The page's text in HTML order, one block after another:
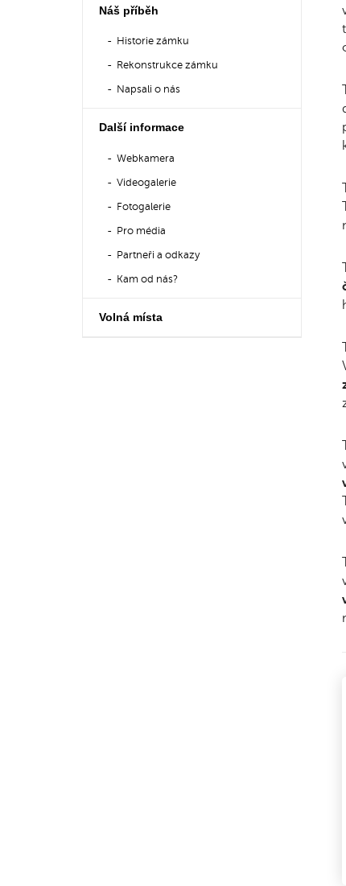
Náš příběh
Historie zámku
Rekonstrukce zámku
Napsali o nás
Další informace
Webkamera
Videogalerie
Fotogalerie
Pro média
Partneři a odkazy
Kam od nás?
Volná místa